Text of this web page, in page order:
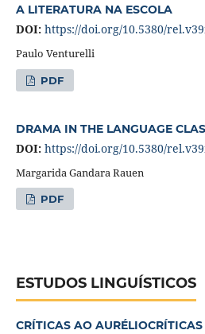
A LITERATURA NA ESCOLA
DOI: https://doi.org/10.5380/
Paulo Venturelli
PDF
DRAMA IN THE LANGUAGE
DOI: https://doi.org/10.5380/
Margarida Gandara Rauen
PDF
ESTUDOS LINGUÍSTICOS
CRÍTICAS AO